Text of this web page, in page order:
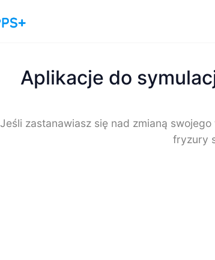
Aplikacje do
Jeśli zastanawiasz się nad zmianą
fryzury